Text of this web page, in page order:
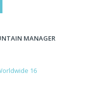
MANAGER